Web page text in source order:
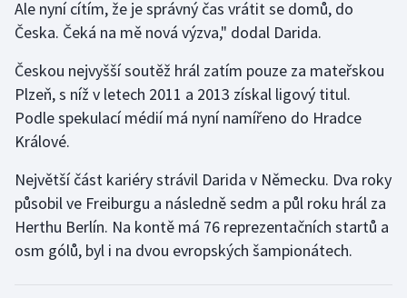
Házená
Jezdectví
Judo
Krasobruslení
Lezení
Ale nyní cítím, že je správný čas vrátit se domů, do
Česka. Čeká na mě nová výzva," dodal Darida.
Českou nejvyšší soutěž hrál zatím pouze za mateřskou
Plzeň, s níž v letech 2011 a 2013 získal ligový titul.
Podle spekulací médií má nyní namířeno do Hradce
Králové.
Největší část kariéry strávil Darida v Německu. Dva roky
působil ve Freiburgu a následně sedm a půl roku hrál za
Herthu Berlín. Na kontě má 76 reprezentačních startů a
osm gólů, byl i na dvou evropských šampionátech.